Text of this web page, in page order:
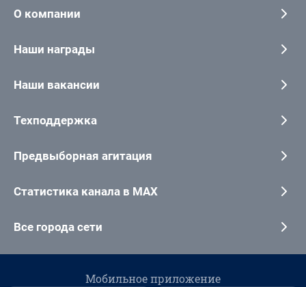
О компании
Наши награды
Наши вакансии
Техподдержка
Предвыборная агитация
Статистика канала в MAX
Все города сети
Мобильное приложение